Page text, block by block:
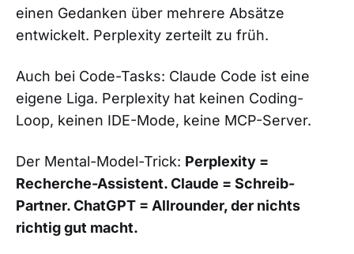
einen Gedanken über mehrere Absätze
entwickelt. Perplexity zerteilt zu früh.
Auch bei Code-Tasks: Claude Code ist eine
eigene Liga. Perplexity hat keinen Coding-
Loop, keinen IDE-Mode, keine MCP-Server.
Der Mental-Model-Trick: Perplexity =
Recherche-Assistent. Claude = Schreib-
Partner. ChatGPT = Allrounder, der nichts
richtig gut macht.